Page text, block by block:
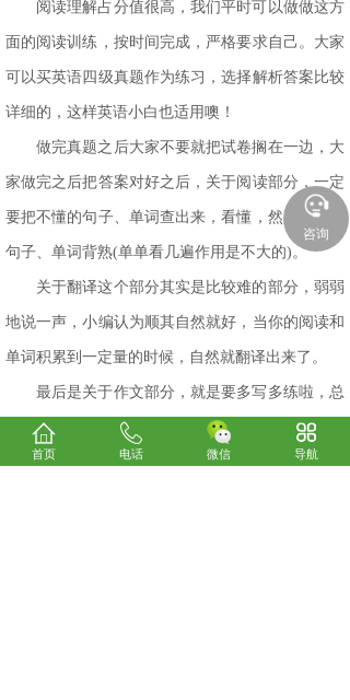
阅读理解占分值很高，我们平时可以做做这方
面的阅读训练，按时间完成，严格要求自己 。 大家
可以买英语四级真题作为练习，选择解析答案比较
详细的，这样英语小白也适用噢！
做完真题之后大家不要就把试卷搁在一边，大
家做完之后把答案对好之后，关于阅读部分，一定
要把不懂的句子、单词查出来，看懂，然后把这些
句子、单词背熟(单单看几遍作用是不大的)。
关于翻译这个部分其实是比较难的部分，弱弱
地说一声，小编认为顺其自然就好，当你的阅读和
单词积累到一定量的时候，自然就翻译出来了。
最后是关于作文部分，就是要多写多练啦，总
结写作模板，记忆下来，灵活套用
希望大家在备考英语四级的道路上能够坚持不
首页 电话 微信 导航
咨询